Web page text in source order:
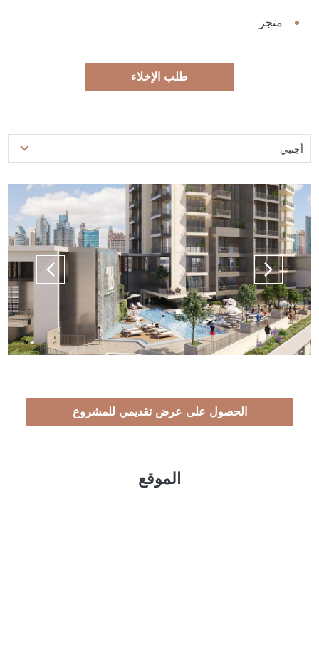
متجر
طلب الإخلاء
أجنبي
الحصول على عرض تقديمي للمشروع
الموقع